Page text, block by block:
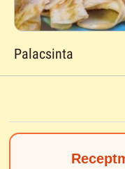
Palacsinta